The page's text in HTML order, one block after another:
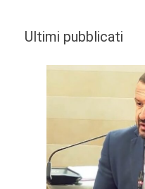
Ultimi pubblicati